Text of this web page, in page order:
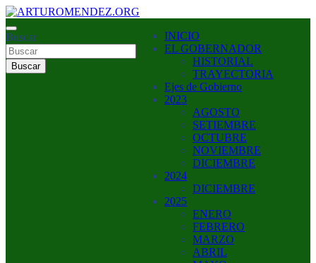
Saltar
al
contenido
ARTUROMENDEZ.ORG
ARTURO MENDEZ GOBERNADOR 2023
Buscar
Buscar
INICIO
EL GOBERNADOR
HISTORIAL
TRAYECTORIA
Ejes de Gobierno
2023
AGOSTO
SETIEMBRE
OCTUBRE
NOVIEMBRE
DICIEMBRE
2024
DICIEMBRE
2025
ENERO
FEBRERO
MARZO
ABRIL